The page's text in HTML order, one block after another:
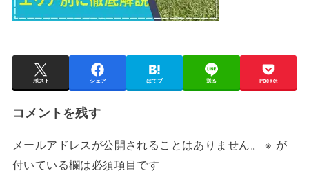
ポスト シェア はてブ 送る Pocket
コメントを残す
メールアドレスが公開されることはありません。 ※ が
付いている欄は必須項目です